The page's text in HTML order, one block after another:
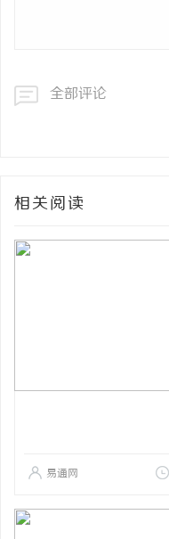
全部评论
相关阅读
易通网